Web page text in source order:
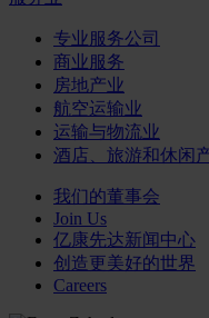
专业服务公司
商业服务
房地产业
航空运输业
运输与物流业
酒店、旅游和休闲
我们的董事会
Join Us
亿康先达新闻中心
创造更美好的世界
Careers